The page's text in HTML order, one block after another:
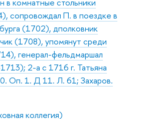
сопровождал П. в поездке в
(1702), дполковник
(1708), упомянут среди
генерал-фельдмаршал
2-а с 1716 г. Татьяна
Оп. 1. Д 11. Л. 61; Захаров.
коллегия)